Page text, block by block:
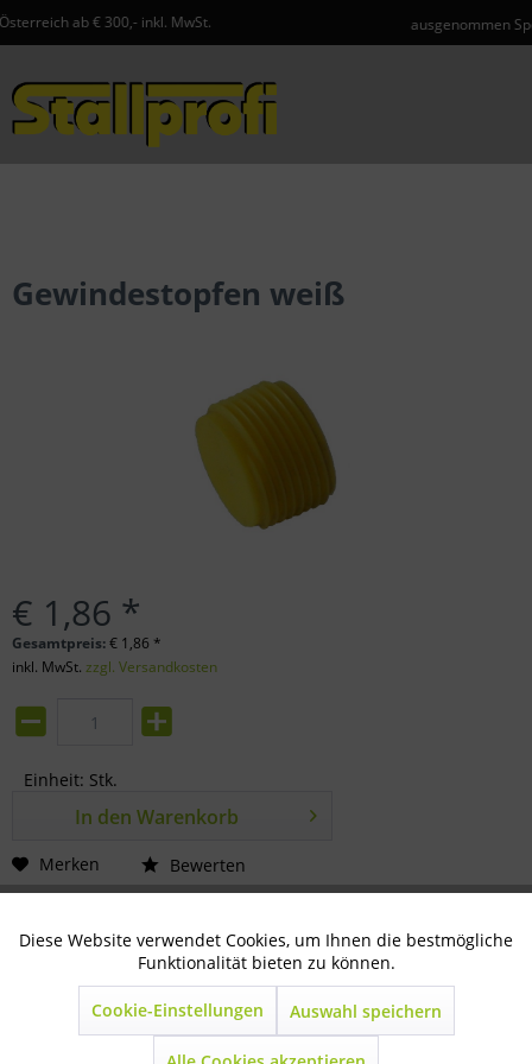
inkl. MwSt. ausgenommen Speditionsartikel
Gewindestopfen weiß
€ 1,86 *
Gesamtpreis:€ 1,86 *
inkl. MwSt. zzgl. Versandkosten
Einheit: Stk.
In den Warenkorb
Merken Bewerten
für Polymer Ecktrögemehr
Technisch notwendig Aktiv
Marketing Inaktiv
Diese Website verwendet Cookies, um Ihnen die bestmögliche
Funktionalität bieten zu können.
Cookie-Einstellungen Auswahl speichern